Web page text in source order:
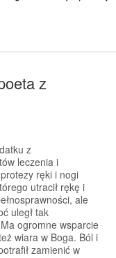
z
z
leczenia i
ręki i nogi
utracił rękę i
ale
uległ tak
ogromne wsparcie
wiara w Boga. Ból i
zamienić w